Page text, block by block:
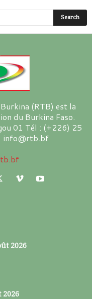
(RTB) est la
du Burkina Faso.
01 Tél : (+226) 25
2026
2026